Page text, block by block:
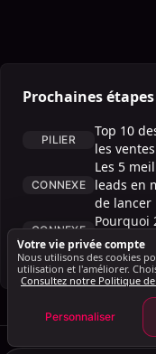
2.
3. Canva
créative
4. Notion
5. Gong.io
6.
7.
8. Clari
Prochaines étapes
PILIER
Top 10
les
CONNEXE
Les 5
leads en
de lancer
CONNEXE
Pourquoi
marque
PRODUIT
Votre vie privée compte
Nous utilisons des cookies
utilisation et l'améliorer.
Consultez notre Politique
Personnaliser